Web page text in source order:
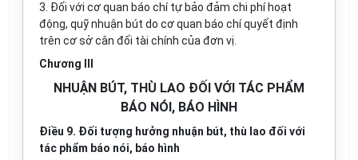
3. Đối với cơ quan báo chí tự bảo đảm chi phí hoạt
động, quỹ nhuận bút do cơ quan báo chí quyết định
trên cơ sở cân đối tài chính của đơn vị.
Chương III
NHUẬN BÚT, THÙ LAO ĐỐI VỚI TÁC PHẨM
BÁO NÓI, BÁO HÌNH
Điều 9. Đối tượng hưởng nhuận bút, thù lao đối với
tác phẩm báo nói, báo hình